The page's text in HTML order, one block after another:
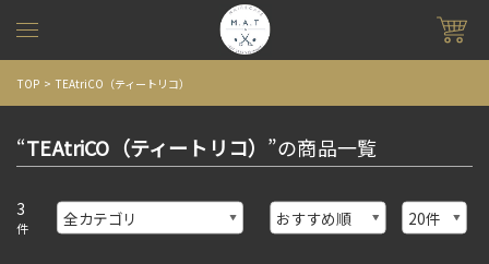
TOP TEAtriCO（ティートリコ）
“TEAtriCO（ティートリコ） ”の商品一覧
3
件